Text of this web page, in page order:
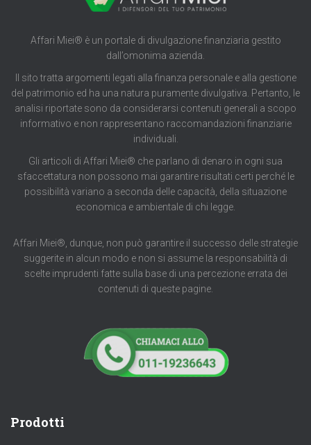
Affari Miei® è un portale di divulgazione finanziaria gestito
dall’omonima azienda.
Il sito tratta argomenti legati alla finanza personale e alla gestione
del patrimonio ed ha una natura puramente divulgativa. Pertanto, le
analisi riportate sono da considerarsi contenuti generali a scopo
informativo e non rappresentano raccomandazioni finanziarie
individuali.
Gli articoli di Affari Miei® che parlano di denaro in ogni sua
sfaccettatura non possono mai garantire risultati certi perché le
possibilità variano a seconda delle capacità, della situazione
economica e ambientale di chi legge.
Affari Miei®, dunque, non può garantire il successo delle strategie
suggerite in alcun modo e non si assume la responsabilità di
scelte imprudenti fatte sulla base di una percezione errata dei
contenuti di queste pagine.
Prodotti